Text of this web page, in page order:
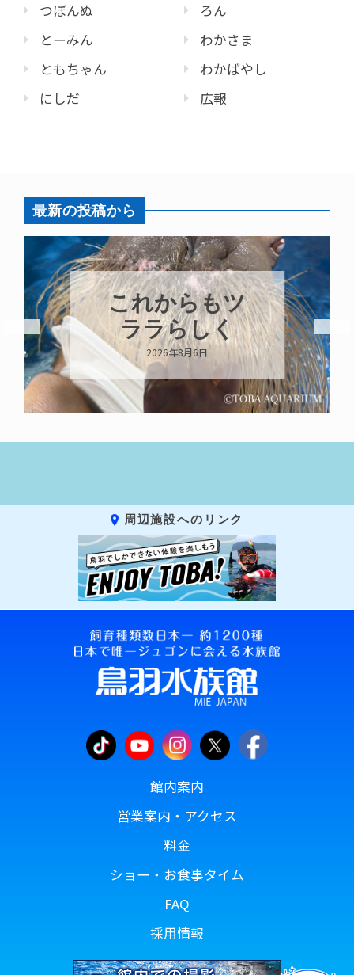
つぼんぬ
とーみん
ともちゃん
にしだ
ろん
わかさま
わかばやし
広報
最新の投稿から
ハロー’s
Birthday!!!
2026年8月6日
周辺施設へのリンク
館内案内
営業案内・アクセス
料金
ショー・お食事タイム
FAQ
採用情報